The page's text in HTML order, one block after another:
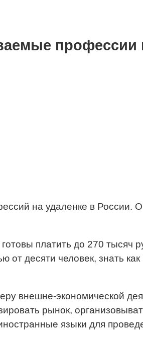
профессии
на удаленке в России.
платить до 270 тысяч
десяти человек, знать
внешне-экономической
рынок,
языки для